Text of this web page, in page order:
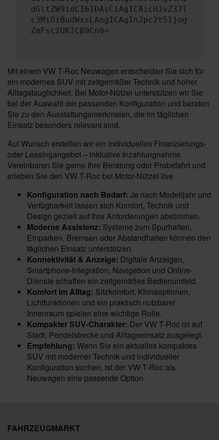
dGltZW91dCI6IDAsCiAgICAicHJvZ3Jl
c3MiOiBudWxsLAogICAgInJpc2t5Ijog
ZmFsc2UKICB9Cn0=
Mit einem VW T-Roc Neuwagen entscheiden Sie sich für
ein modernes SUV mit zeitgemäßer Technik und hoher
Alltagstauglichkeit. Bei Motor-Nützel unterstützen wir Sie
bei der Auswahl der passenden Konfiguration und beraten
Sie zu den Ausstattungsmerkmalen, die im täglichen
Einsatz besonders relevant sind.
Auf Wunsch erstellen wir ein individuelles Finanzierungs-
oder Leasingangebot – inklusive Inzahlungnahme.
Vereinbaren Sie gerne Ihre Beratung oder Probefahrt und
erleben Sie den VW T-Roc bei Motor-Nützel live.
Konfiguration nach Bedarf: Je nach Modelljahr und
Verfügbarkeit lassen sich Komfort, Technik und
Design gezielt auf Ihre Anforderungen abstimmen.
Moderne Assistenz: Systeme zum Spurhalten,
Einparken, Bremsen oder Abstandhalten können den
täglichen Einsatz unterstützen.
Konnektivität & Anzeige: Digitale Anzeigen,
Smartphone-Integration, Navigation und Online-
Dienste schaffen ein zeitgemäßes Bedienumfeld.
Komfort im Alltag: Sitzkomfort, Klimaoptionen,
Lichtfunktionen und ein praktisch nutzbarer
Innenraum spielen eine wichtige Rolle.
Kompakter SUV-Charakter: Der VW T-Roc ist auf
Stadt, Pendelstrecke und Alltagseinsatz ausgelegt.
Empfehlung: Wenn Sie ein aktuelles kompaktes
SUV mit moderner Technik und individueller
Konfiguration suchen, ist der VW T-Roc als
Neuwagen eine passende Option.
FAHRZEUGMARKT